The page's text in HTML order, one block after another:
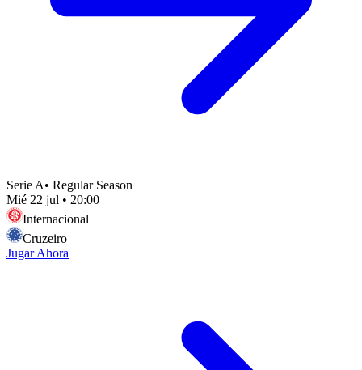
Serie A• Regular Season
Mié 22 jul • 20:00
Internacional
Cruzeiro
Jugar Ahora